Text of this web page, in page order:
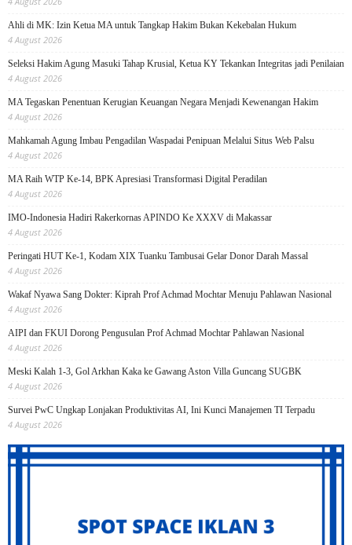
Ahli di MK: Izin Ketua MA untuk Tangkap Hakim Bukan Kekebalan Hukum
4 August 2026
Seleksi Hakim Agung Masuki Tahap Krusial, Ketua KY Tekankan Integritas jadi Penilaian
4 August 2026
MA Tegaskan Penentuan Kerugian Keuangan Negara Menjadi Kewenangan Hakim
4 August 2026
Mahkamah Agung Imbau Pengadilan Waspadai Penipuan Melalui Situs Web Palsu
4 August 2026
MA Raih WTP Ke-14, BPK Apresiasi Transformasi Digital Peradilan
4 August 2026
IMO-Indonesia Hadiri Rakerkornas APINDO Ke XXXV di Makassar
4 August 2026
Peringati HUT Ke-1, Kodam XIX Tuanku Tambusai Gelar Donor Darah Massal
4 August 2026
Wakaf Nyawa Sang Dokter: Kiprah Prof Achmad Mochtar Menuju Pahlawan Nasional
4 August 2026
AIPI dan FKUI Dorong Pengusulan Prof Achmad Mochtar Pahlawan Nasional
4 August 2026
Meski Kalah 1-3, Gol Arkhan Kaka ke Gawang Aston Villa Guncang SUGBK
4 August 2026
Survei PwC Ungkap Lonjakan Produktivitas AI, Ini Kunci Manajemen TI Terpadu
4 August 2026